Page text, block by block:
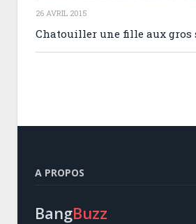
26 AVRIL 2015
Chatouiller une fille aux gros
A PROPOS
BangBuzz